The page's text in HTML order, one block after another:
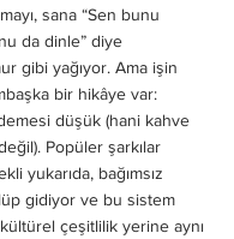
sana “Sen bunu
da dinle” diye
gibi yağıyor. Ama işin
bir hikâye var:
düşük (hani kahve
Popüler şarkılar
yukarıda, bağımsız
gidiyor ve bu sistem
çeşitlilik yerine aynı